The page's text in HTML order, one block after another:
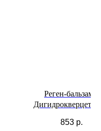
Реген-бальзам с
853 р.